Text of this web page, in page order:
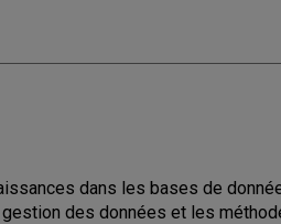
dans les bases de
des données et les